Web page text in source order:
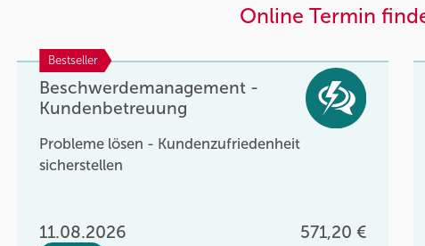
Online Termin
Bestseller
Beschwerdemanagement -
Kundenbetreuung
Probleme lösen - Kundenzufriedenheit
sicherstellen
11.08.2026 571,20 €